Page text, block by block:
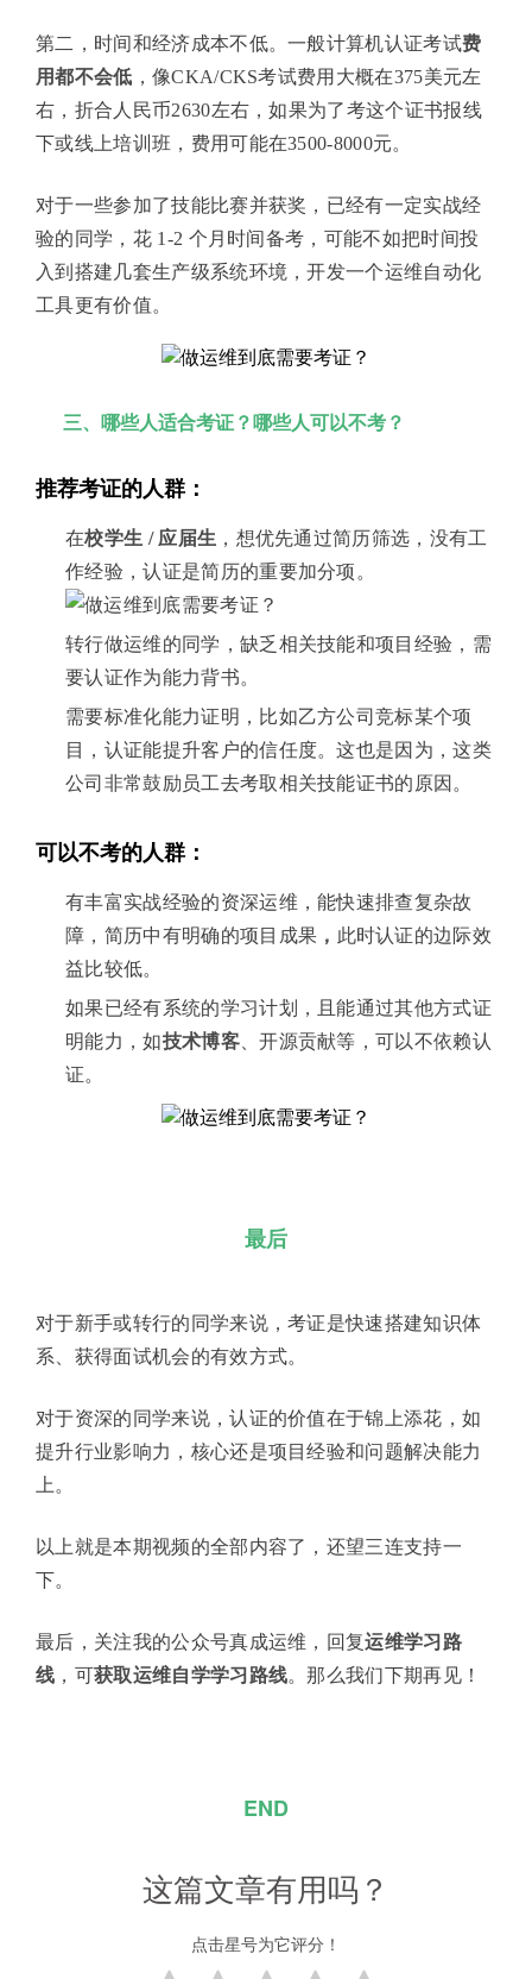
第二，时间和经济成本不低。一般计算机认证考试费
用都不会低 ，像CKA/CKS考试费用大概在375美元左
右，折合人民币2630左右，如果为了考这个证书报线
下或线上培训班，费用可能在3500-8000元。
对于一些参加了技能比赛并获奖，已经有一定实战经
验的同学，花 1-2 个月时间备考，可能不如把时间投
入到搭建几套生产级系统环境，开发一个运维自动化
工具更有价值。
三、哪些人适合考证？哪些人可以不考？
推荐考证的人群：
在校学生 / 应届生 ，想优先通过简历筛选，没有工
作经验，认证是简历的重要加分项。
转行做运维的同学，缺乏相关技能和项目经验，需
要认证作为能力背书。
需要标准化能力证明，比如乙方公司竞标某个项
目，认证能提升客户的信任度。这也是因为，这类
公司非常鼓励员工去考取相关技能证书的原因。
可以不考的人群：
有丰富实战经验的资深运维，能快速排查复杂故
障，简历中有明确的项目成果 ， 此时认证的边际效
益比较低。
如果已经有系统的学习计划，且能通过其他方式证
明能力，如技术博客、开源贡献等，可以不依赖认
证。
最后
对于新手或转行的同学来说，考证是快速搭建知识体
系、获得面试机会的有效方式。
对于资深的同学来说，认证的价值在于锦上添花，如
提升行业影响力，核心还是项目经验和问题解决能力
上。
以上就是本期视频的全部内容了，还望三连支持一
下。
最后，关注我的公众号真成运维，回复运维学习路
线 ，可获取运维自学学习路线。那么我们下期再见！
END
这篇文章有用吗？
点击星号为它评分！